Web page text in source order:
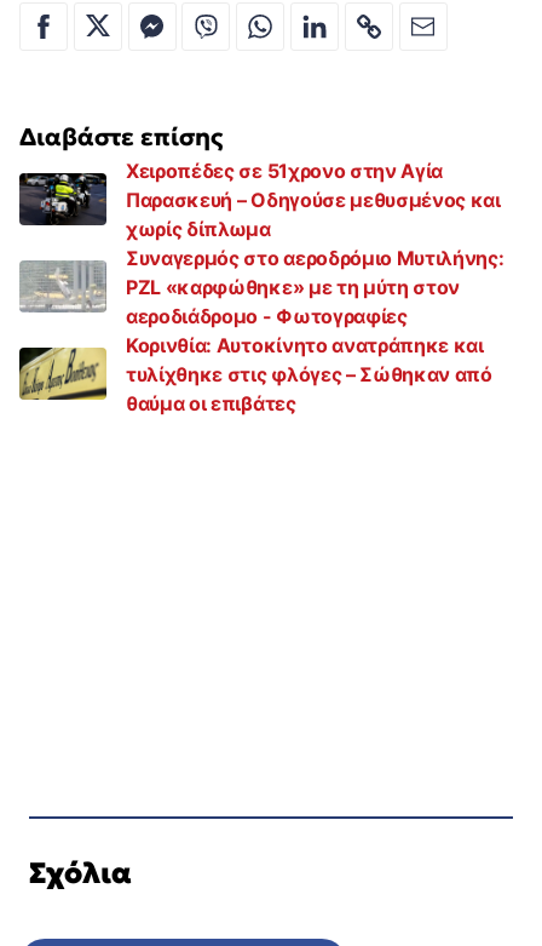
Διαβάστε επίσης
Χειροπέδες σε 51χρονο στην Αγία
Παρασκευή – Οδηγούσε μεθυσμένος και
χωρίς δίπλωμα
Συναγερμός στο αεροδρόμιο Μυτιλήνης:
PZL «καρφώθηκε» με τη μύτη στον
αεροδιάδρομο - Φωτογραφίες
Κορινθία: Αυτοκίνητο ανατράπηκε και
τυλίχθηκε στις φλόγες – Σώθηκαν από
θαύμα οι επιβάτες
Σχόλια